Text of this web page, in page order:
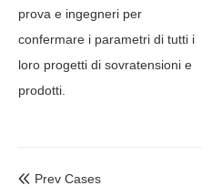
prova e ingegneri per
confermare i parametri di tutti i
loro progetti di sovratensioni e
prodotti.
 Prev Cases